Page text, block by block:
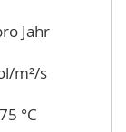
Jahr
m²/s
°C